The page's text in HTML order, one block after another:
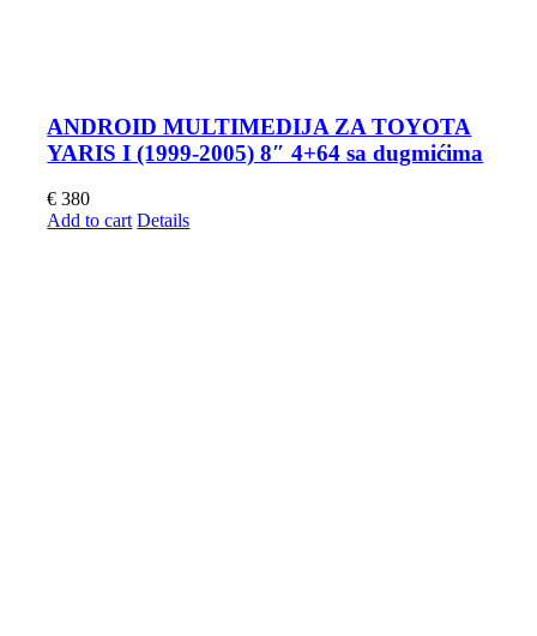
ANDROID MULTIMEDIJA ZA TOYOTA
YARIS I (1999-2005) 8″ 4+64 sa dugmićima
€ 380
Add to cart Details